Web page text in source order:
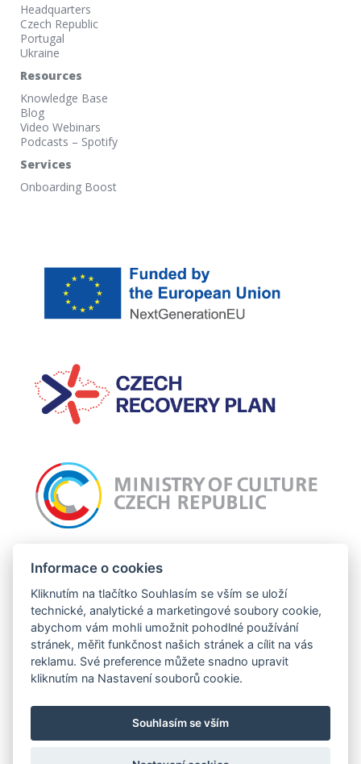
Headquarters
Czech Republic
Portugal
Ukraine
Resources
Knowledge Base
Blog
Video Webinars
Podcasts – Spotify
Services
Onboarding Boost
grafický redesign webu a zlepšení uživatelské zkušnosti. Tato operace je
Tento projekt je financován se státní podporou Technologické agentury ČR a
Ministerstva průmyslu a obchodu ČR v rámci Programu TREND.
Informace o cookies
Kliknutím na tlačítko Souhlasím se vším se uloží
technické, analytické a marketingové soubory cookie,
abychom vám mohli umožnit pohodlné používání
stránek, měřit funkčnost našich stránek a cílit na vás
reklamu. Své preference můžete snadno upravit
kliknutím na Nastavení souborů cookie.
Souhlasím se vším